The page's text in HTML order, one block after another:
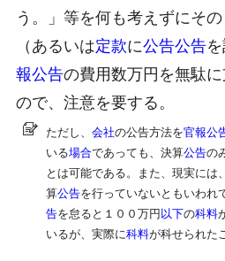
う。」等を何も考えずにそ
（あるいは定款に公告公告
報公告の費用数万円を無駄
ので、注意を要する。
ただし、 会社の公告方法を官報公
いる場合であっても、決算公告の
とは可能である。また、現実には
算公告を行っていないともいわれ
告を怠ると１００万円以下の科料
いるが、実際に科料が科せられた